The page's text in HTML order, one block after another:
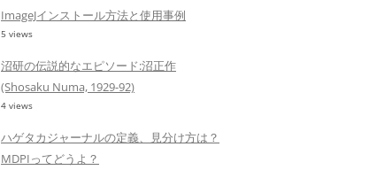
ImageJインストール方法と使用事例
5 views
沼研の伝説的なエピソード:沼正作
(Shosaku Numa, 1929-92)
4 views
ハゲタカジャーナルの定義、見分け方は？
MDPIってどうよ？